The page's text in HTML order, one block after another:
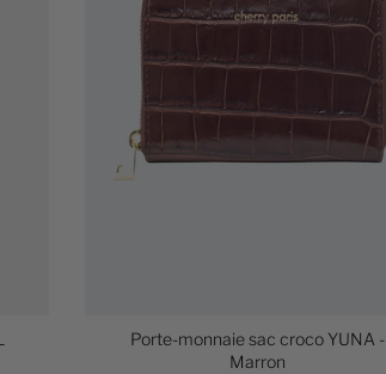
Porte-monnaie sac croco YUNA -
Marron